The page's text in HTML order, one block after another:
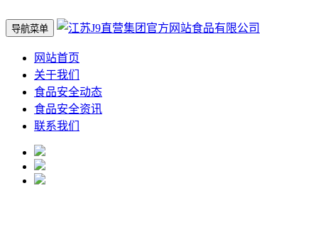
导航菜单
网站首页
关于我们
食品安全动态
食品安全资讯
联系我们